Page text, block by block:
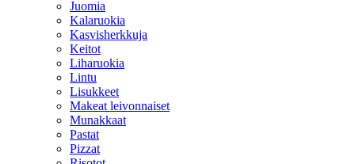
Juomia
Kalaruokia
Kasvisherkkuja
Keitot
Liharuokia
Lintu
Lisukkeet
Makeat leivonnaiset
Munakkaat
Pastat
Pizzat